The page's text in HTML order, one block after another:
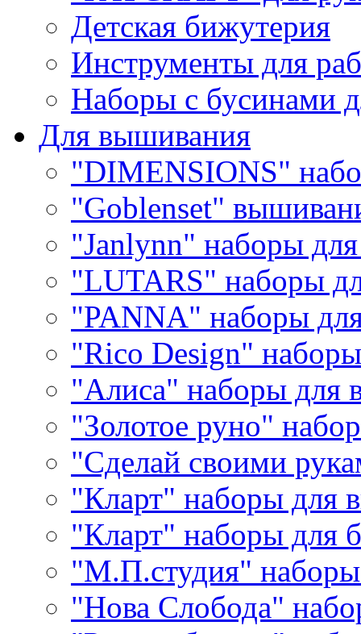
Детская бижутерия
Инструменты для
Наборы с бусинами
Для вышивания
"DIMENSIONS"
"Goblenset"
"Janlynn" наборы
"LUTARS" наборы
"PANNA" наборы
"Rico Design"
"Алиса" наборы для
"Золотое руно"
"Сделай своими
"Кларт" наборы для
"Кларт" наборы для
"М.П.студия"
"Нова Слобода"